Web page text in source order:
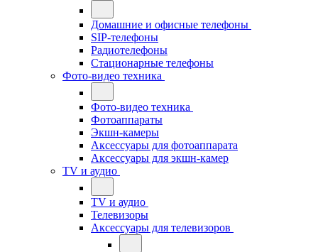
Домашние и офисные телефоны
SIP-телефоны
Радиотелефоны
Стационарные телефоны
Фото-видео техника
Фото-видео техника
Фотоаппараты
Экшн-камеры
Аксессуары для фотоаппарата
Аксессуары для экшн-камер
TV и аудио
TV и аудио
Телевизоры
Аксессуары для телевизоров